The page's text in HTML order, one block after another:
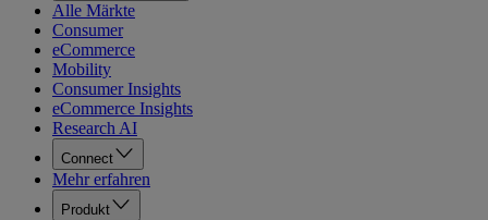
Alle Märkte
Consumer
eCommerce
Mobility
Consumer Insights
eCommerce Insights
Research AI
Connect
Mehr erfahren
Produkt